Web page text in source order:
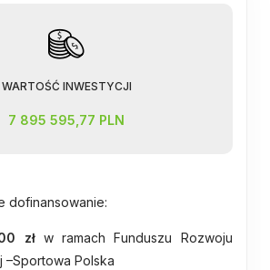
WARTOŚĆ INWESTYCJI
7 895 595,77 PLN
dofinansowanie:
złw ramach Funduszu Rozwoju
–Sportowa Polska